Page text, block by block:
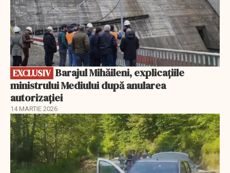
EXCLUSIV
ministrului Mediului după anularea
autorizației
14 MARTIE 2026
EXCLUSIV